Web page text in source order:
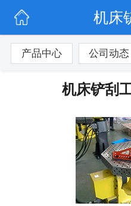
产品中心 公司动态
机床铲刮